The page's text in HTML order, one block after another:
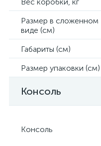
Размер в сложенном
виде (см)
Габариты (см)
Размер упаковки (см)
Консоль
Консоль